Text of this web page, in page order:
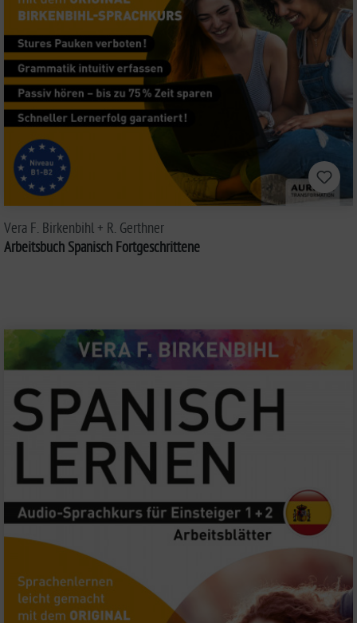
Vera F. Birkenbihl + R. Gerthner
Arbeitsbuch Spanisch Fortgeschrittene